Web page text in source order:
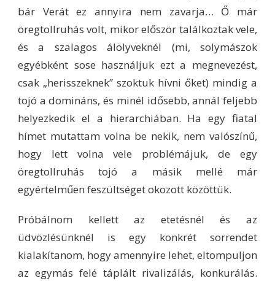
bár Verát ez annyira nem zavarja… Ő már
öregtollruhás volt, mikor először találkoztak vele,
és a szalagos álölyveknél (mi, solymászok
egyébként sose használjuk ezt a megnevezést,
csak „herisszeknek” szoktuk hívni őket) mindig a
tojó a domináns, és minél idősebb, annál feljebb
helyezkedik el a hierarchiában. Ha egy fiatal
hímet mutattam volna be nekik, nem valószínű,
hogy lett volna vele problémájuk, de egy
öregtollruhás tojó a másik mellé már
egyértelműen feszültséget okozott közöttük.
Próbálnom kellett az etetésnél és az
üdvözlésünknél is egy konkrét sorrendet
kialakítanom, hogy amennyire lehet, eltompuljon
az egymás felé táplált rivalizálás, konkurálás.